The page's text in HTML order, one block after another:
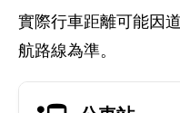
實際行車距離可能因
航路線為準。